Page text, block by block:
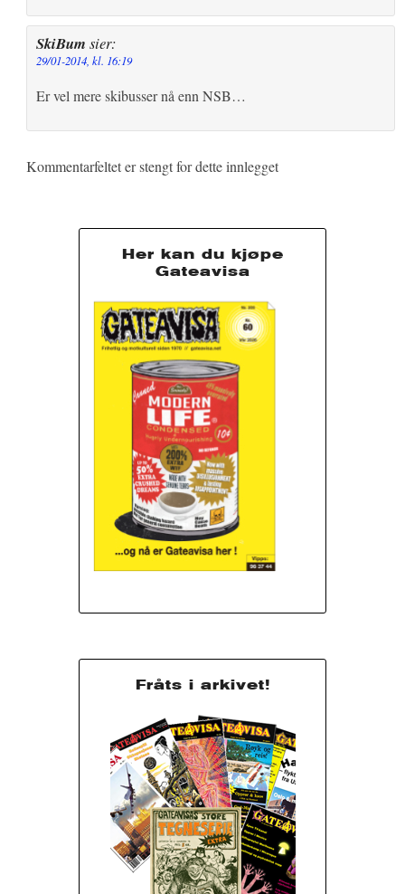
SkiBum sier:
29/01-2014, kl. 16:19
Er vel mere skibusser nå enn NSB…
Kommentarfeltet er stengt for dette innlegget
Her kan du kjøpe
Gateavisa
Fråts i arkivet!